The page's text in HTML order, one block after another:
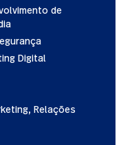
de
Digital
Relações